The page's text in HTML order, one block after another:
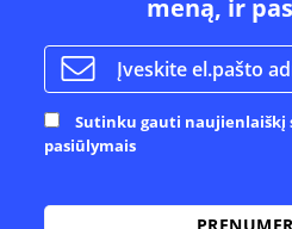
meną, ir
Sutinku gauti naujienlaiškį
pasiūlymais